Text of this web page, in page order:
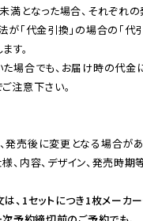
満となった場合、それぞれ
「代金引換」の場合の「代
場合でも、お届け時の代金
注意下さい。
売後に変更となる場合があ
内容、デザイン、発売時期
、1セットにつき1枚メーカ